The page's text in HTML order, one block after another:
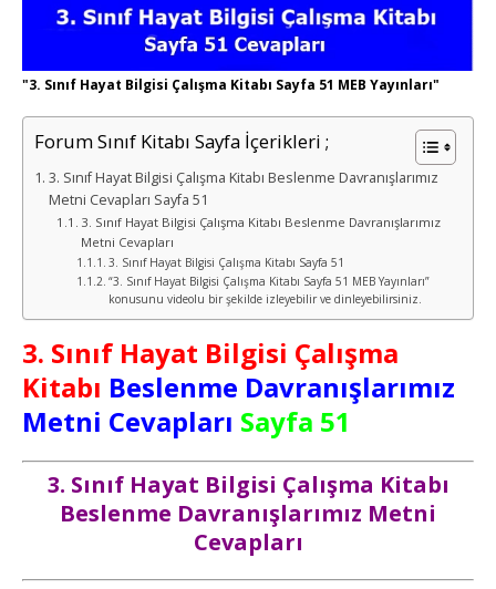
"3. Sınıf Hayat Bilgisi Çalışma Kitabı Sayfa 51 MEB Yayınları"
Forum Sınıf Kitabı Sayfa İçerikleri ;
3. Sınıf Hayat Bilgisi Çalışma Kitabı Beslenme Davranışlarımız
Metni Cevapları Sayfa 51
3. Sınıf Hayat Bilgisi Çalışma Kitabı Beslenme Davranışlarımız
Metni Cevapları
3. Sınıf Hayat Bilgisi Çalışma Kitabı Sayfa 51
“3. Sınıf Hayat Bilgisi Çalışma Kitabı Sayfa 51 MEB Yayınları”
konusunu videolu bir şekilde izleyebilir ve dinleyebilirsiniz.
3. Sınıf Hayat Bilgisi Çalışma
Kitabı Beslenme Davranışlarımız
Metni Cevapları Sayfa 51
3. Sınıf Hayat Bilgisi Çalışma Kitabı
Beslenme Davranışlarımız Metni
Cevapları